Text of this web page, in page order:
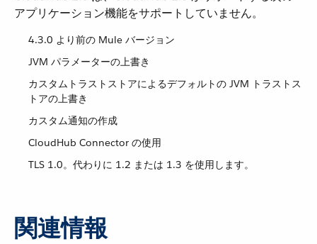
アプリケーション機能をサポートしていません。
4.3.0 より前の Mule バージョン
JVM パラメーターの上書き
カスタムトラストストアによるデフォルトの JVM トラストス
トアの上書き
カスタム通知の作成
CloudHub Connector の使用
TLS 1.0。代わりに 1.2 または 1.3 を使用します。
関連情報